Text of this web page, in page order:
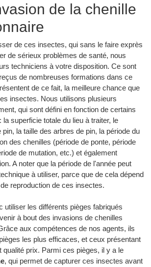
de la chenille
de ces insectes, qui sans le faire exprès
de sérieux problèmes de santé, nous
techniciens à votre disposition. Ce sont
de nombreuses formations dans ce
de ce fait, la meilleure chance que
insectes. Nous utilisons plusieurs
qui sont défini en fonction de certains
superficie totale du lieu à traiter, le
la taille des arbres de pin, la période du
des chenilles (période de ponte, période
de mutation, etc.) et également
A noter que la période de l'année peut
à utiliser, parce que de cela dépend
reproduction de ces insectes.
utiliser les différents pièges fabriqués
à bout des invasions de chenilles
aux compétences de nos agents, ils
les plus efficaces, et ceux présentant
qualité prix. Parmi ces pièges, il y a le
, qui permet de capturer ces insectes avant